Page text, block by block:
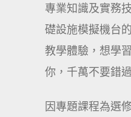
專業知識及實務
礎設施模擬機台
教學體驗，想學
你，千萬不要錯過
因專題課程為選